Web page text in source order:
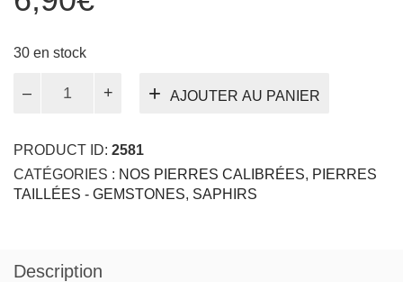
30 en stock
bleu
1,2
mm
AJOUTER AU PANIER
PRODUCT ID: 2581
CATÉGORIES : NOS PIERRES CALIBRÉES, PIERRES
TAILLÉES - GEMSTONES, SAPHIRS
Description